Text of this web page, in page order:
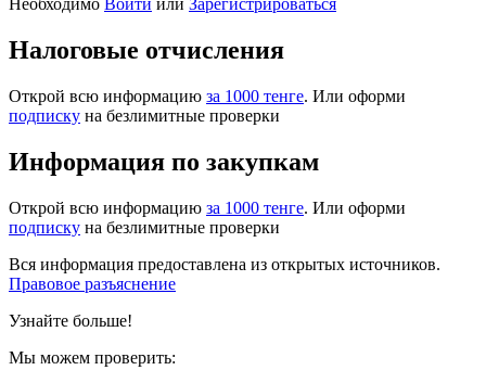
Необходимо Войти или Зарегистрироваться
Налоговые отчисления
Открой всю информацию за 1000 тенге. Или оформи
подписку на безлимитные проверки
Информация по закупкам
Открой всю информацию за 1000 тенге. Или оформи
подписку на безлимитные проверки
Вся информация предоставлена из открытых источников.
Правовое разъяснение
Узнайте больше!
Мы можем проверить: